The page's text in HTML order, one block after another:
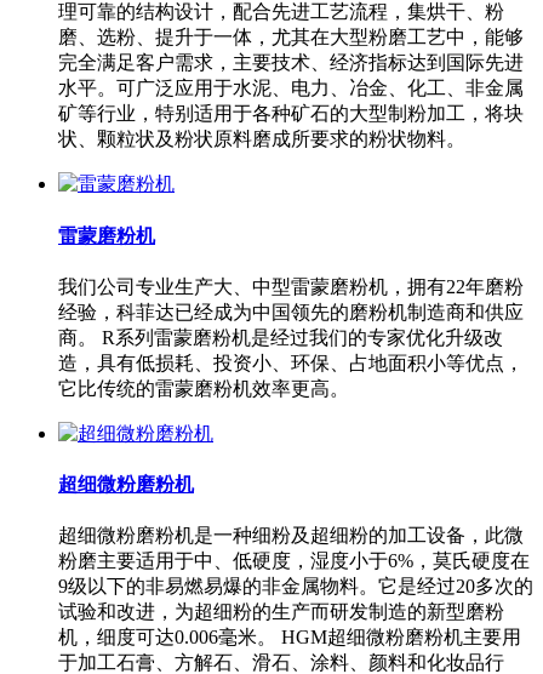
理可靠的结构设计，配合先进工艺流程，集烘干、粉
磨、选粉、提升于一体，尤其在大型粉磨工艺中，能够
完全满足客户需求，主要技术、经济指标达到国际先进
水平。可广泛应用于水泥、电力、冶金、化工、非金属
矿等行业，特别适用于各种矿石的大型制粉加工，将块
状、颗粒状及粉状原料磨成所要求的粉状物料。
雷蒙磨粉机
我们公司专业生产大、中型雷蒙磨粉机，拥有22年磨粉
经验，科菲达已经成为中国领先的磨粉机制造商和供应
商。 R系列雷蒙磨粉机是经过我们的专家优化升级改
造，具有低损耗、投资小、环保、占地面积小等优点，
它比传统的雷蒙磨粉机效率更高。
超细微粉磨粉机
超细微粉磨粉机是一种细粉及超细粉的加工设备，此微
粉磨主要适用于中、低硬度，湿度小于6%，莫氏硬度在
9级以下的非易燃易爆的非金属物料。它是经过20多次的
试验和改进，为超细粉的生产而研发制造的新型磨粉
机，细度可达0.006毫米。 HGM超细微粉磨粉机主要用
于加工石膏、方解石、滑石、涂料、颜料和化妆品行